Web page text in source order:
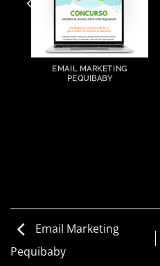
EMAIL MARKETING
PEQUIBABY
Email Marketing
Pequibaby